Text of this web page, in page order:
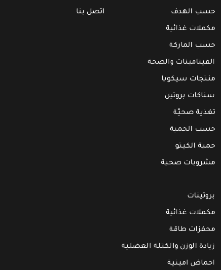
حسب الهدف
مكملات غذائية
حسب الماركة
الفيتامينات والصحة
منتجات سيكويا
سناكات بروتين
تغذية صحيّة
حسب الحمية
حمية الكيتو
مشروبات صحية
اتصل بنا
بروتينات
مكملات غذائية
محفزات طاقة
زيادة الوزن والكتلة العضلية
احماض امينية